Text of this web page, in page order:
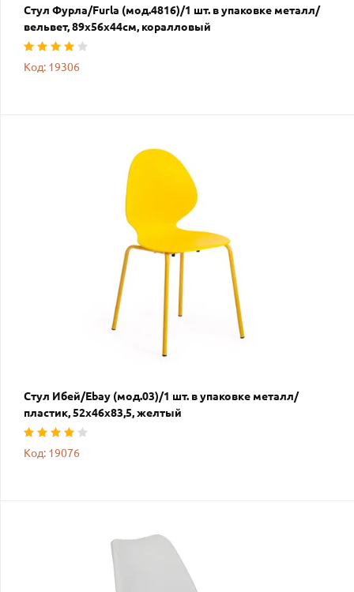
Стул Фурла/Furla (мод.4816)/1 шт. в упаковке металл/
вельвет, 89х56х44см, коралловый
Код: 19306
Стул Ибей/Ebay (мод.03)/1 шт. в упаковке металл/
пластик, 52х46х83,5, желтый
Код: 19076